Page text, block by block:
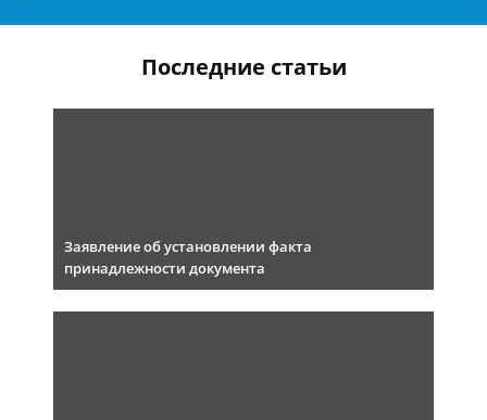
Последние статьи
Заявление об установлении факта
принадлежности документа